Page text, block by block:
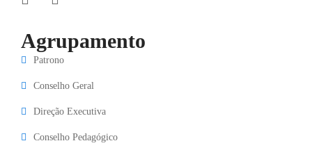
Agrupamento
Patrono
Conselho Geral
Direção Executiva
Conselho Pedagógico